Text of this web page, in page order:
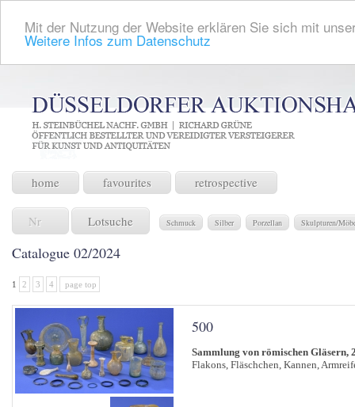
Mit der Nutzung der Website erklären Sie sich mit
Weitere Infos zum Datenschutz
home favourites retrospective
Lotsuche Schmuck Silber Porzellan Skulpturen/
Catalogue 02/2024
1 2 3 4 page top
500
Sammlung von römischen Gläsern,
Flakons, Fläschchen, Kannen,